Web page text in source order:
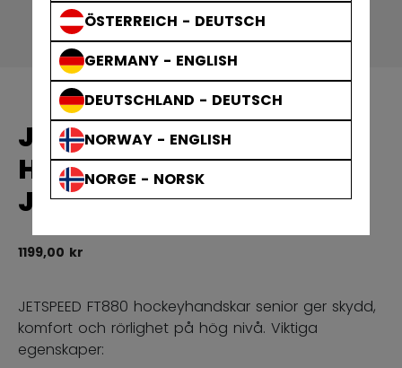
ÖSTERREICH - DEUTSCH
GERMANY - ENGLISH
DEUTSCHLAND - DEUTSCH
NORWAY - ENGLISH
NORGE - NORSK
JETSPEED FT880
HOCKEYHANDSKAR
JUNIOR
1199,00 kr
JETSPEED FT880 hockeyhandskar senior ger skydd,
komfort och rörlighet på hög nivå. Viktiga
egenskaper: